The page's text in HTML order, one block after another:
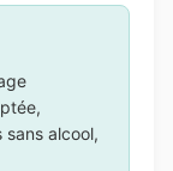
sans alcool,